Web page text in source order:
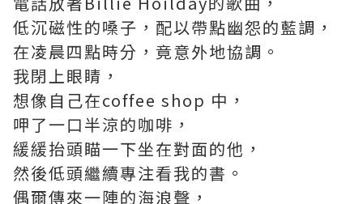
低沉磁性的嗓子，配以帶點幽怨的藍調，
在凌晨四點時分，竟意外地協調。
我閉上眼睛，
想像自己在coffee shop 中，
呷了一口半涼的咖啡，
緩緩抬頭瞄一下坐在對面的他，
然後低頭繼續專注看我的書。
偶爾傳來一陣的海浪聲，